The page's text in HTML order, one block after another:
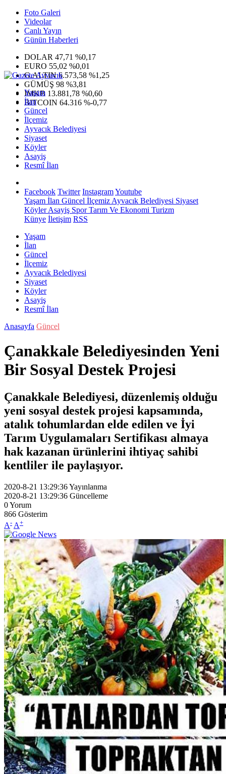
Foto Galeri
Videolar
Canlı Yayın
Günün Haberleri
DOLAR 47,71 %0,17
EURO 55,02 %0,01
G.ALTIN6.573,58 %1,25
GÜMÜŞ 98 %3,81
IMKB 13.881,78 %0,60
BITCOIN 64.316 %-0,77
Yaşam
İlan
Güncel
İlçemiz
Ayvacık Belediyesi
Siyaset
Köyler
Asayiş
Resmî İlan
Facebook Twitter InstagramYoutube
Yaşam İlan Güncel İlçemiz Ayvacık Belediyesi Siyaset
KöylerAsayiş SporTarım Ve Ekonomi Turizm
Künye İletişim RSS
Yaşam
İlan
Güncel
İlçemiz
Ayvacık Belediyesi
Siyaset
Köyler
Asayiş
Resmî İlan
Anasayfa Güncel
Çanakkale Belediyesinden Yeni
Bir Sosyal Destek Projesi
Çanakkale Belediyesi, düzenlemiş olduğu
yeni sosyal destek projesi kapsamında,
atalık tohumlardan elde edilen ve İyi
Tarım Uygulamaları Sertifikası almaya
hak kazanan ürünlerini ihtiyaç sahibi
kentliler ile paylaşıyor.
2020-8-21 13:29:36Yayınlanma
2020-8-21 13:29:36 Güncelleme
0Yorum
866 Gösterim
A- A+